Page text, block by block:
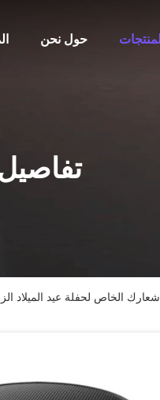
حول نحن
الخاص لحفلة عيد الميلاد